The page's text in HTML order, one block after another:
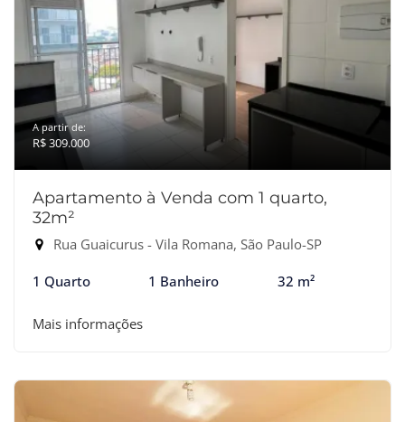
A partir de:
R$ 309.000
Apartamento à Venda com 1 quarto,
32m²
Rua Guaicurus - Vila Romana, São Paulo-SP
1 Quarto 1 Banheiro 32 m²
Mais informações